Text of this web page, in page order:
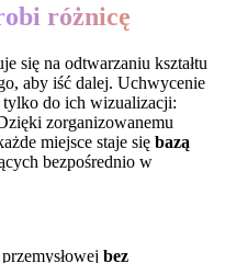
różnicę
się na odtwarzaniu kształtu
aby iść dalej. Uchwycenie
tylko do ich wizualizacji:
zorganizowanemu
miejsce staje się bazą
bezpośrednio w
bez